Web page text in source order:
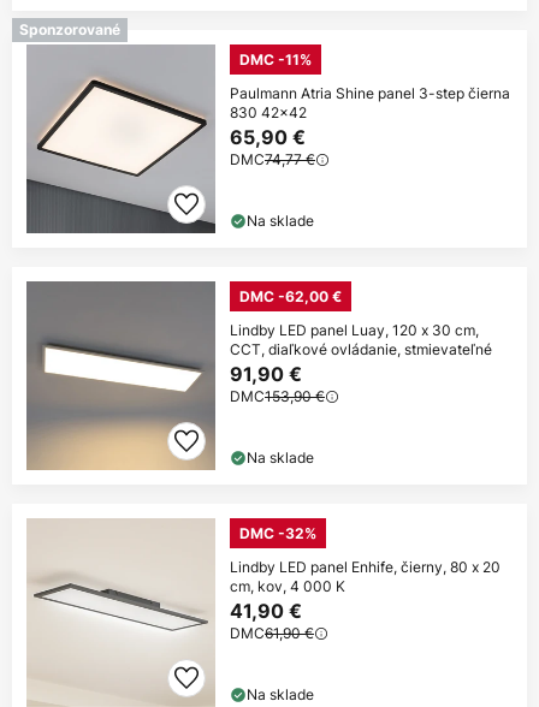
Sponzorované
DMC -11%
Paulmann Atria Shine panel 3-step čierna
830 42x42
65,90 €
DMC74,77 €
Na sklade
DMC -62,00 €
Lindby LED panel Luay, 120 x 30 cm,
CCT, diaľkové ovládanie, stmievateľné
91,90 €
DMC153,90 €
Na sklade
DMC -32%
Lindby LED panel Enhife, čierny, 80 x 20
cm, kov, 4 000 K
41,90 €
DMC61,90 €
Na sklade